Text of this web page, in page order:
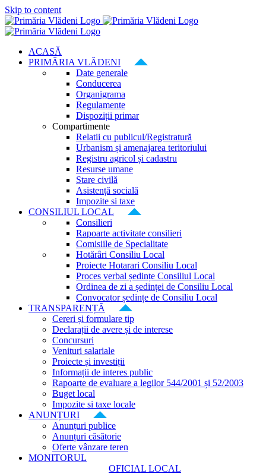
Skip to content
ACASĂ
PRIMĂRIA VLĂDENI
Date generale
Conducerea
Organigrama
Regulamente
Dispoziții primar
Compartimente
Relatii cu publicul/Registratură
Urbanism și amenajarea teritoriului
Registru agricol și cadastru
Resurse umane
Stare civilă
Asistență socială
Impozite si taxe
CONSILIUL LOCAL
Consilieri
Rapoarte activitate consilieri
Comisiile de Specialitate
Hotărâri Consiliu Local
Proiecte Hotarari Consiliu Local
Proces verbal ședințe Consiliul Local
Ordinea de zi a ședinței de Consiliu Local
Convocator ședințe de Consiliu Local
TRANSPARENȚĂ
Cereri și formulare tip
Declarații de avere și de interese
Concursuri
Venituri salariale
Proiecte și investiții
Informații de interes public
Rapoarte de evaluare a legilor 544/2001 și 52/2003
Buget local
Impozite si taxe locale
ANUNȚURI
Anunțuri publice
Anunțuri căsătorie
Oferte vânzare teren
MONITORUL
OFICIAL LOCAL